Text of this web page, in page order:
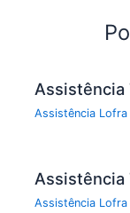
Assistência
Assistência Lofra
Assistência
Assistência Lofra